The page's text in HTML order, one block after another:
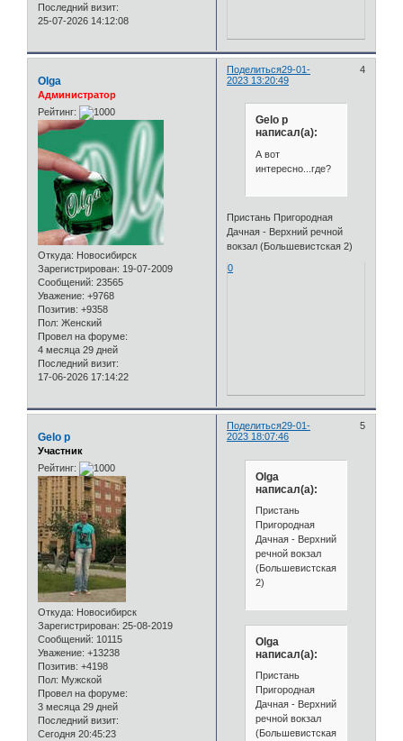
Последний визит:
25-07-2026 14:12:08
Поделиться 4
29-01-
2023 13:20:49
Olga
Администратор
Рейтинг:
Откуда: Новосибирск
Зарегистрирован: 19-07-2009
Сообщений: 23565
Уважение: +9768
Позитив: +9358
Пол: Женский
Провел на форуме:
4 месяца 29 дней
Последний визит:
17-06-2026 17:14:22
Gelo p
написал(а):
А вот
интересно...где?
Пристань Пригородная
Дачная - Верхний речной
вокзал (Большевистская 2)
0
Поделиться 5
29-01-
2023 18:07:46
Gelo p
Участник
Рейтинг:
Откуда: Новосибирск
Зарегистрирован: 25-08-2019
Сообщений: 10115
Уважение: +13238
Позитив: +4198
Пол: Мужской
Провел на форуме:
3 месяца 29 дней
Последний визит:
Сегодня 20:45:23
Olga
написал(а):
Пристань
Пригородная
Дачная - Верхний
речной вокзал
(Большевистская
2)
Olga
написал(а):
Пристань
Пригородная
Дачная - Верхний
речной вокзал
(Большевистская